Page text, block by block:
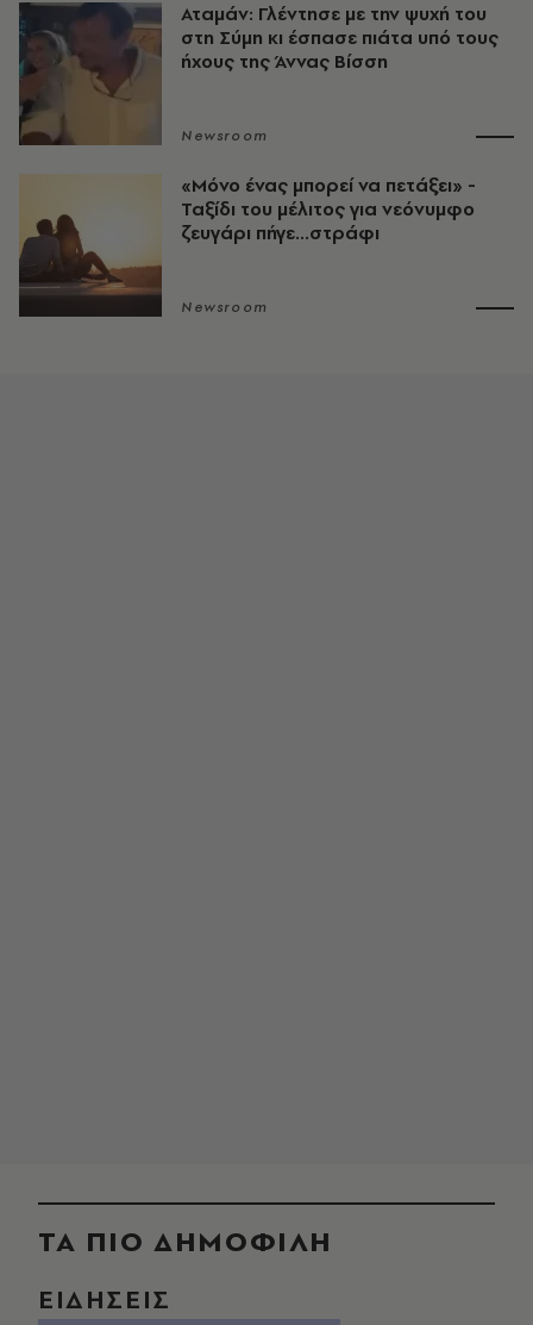
Αταμάν: Γλέντησε με την ψυχή του
στη Σύμη κι έσπασε πιάτα υπό τους
ήχους της Άννας Βίσση
Newsroom
«Μόνο ένας μπορεί να πετάξει» -
Ταξίδι του μέλιτος για νεόνυμφο
ζευγάρι πήγε...στράφι
Newsroom
ΤΑ ΠΙΟ ΔΗΜΟΦΙΛΗ
ΕΙΔΗΣΕΙΣ